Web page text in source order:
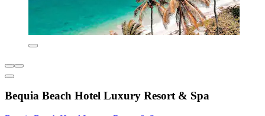
Bequia Beach Hotel Luxury Resort & Spa